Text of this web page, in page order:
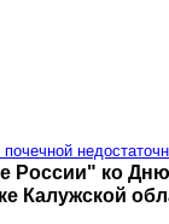
России" ко
Калужской